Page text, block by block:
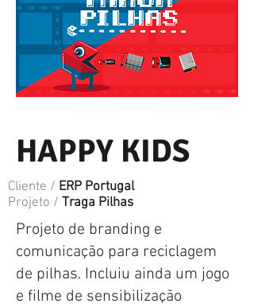
HAPPY KIDS
Cliente / ERP Portugal
Projeto / Traga Pilhas
Projeto de branding e
comunicação para reciclagem
de pilhas. Incluiu ainda um jogo
e filme de sensibilização